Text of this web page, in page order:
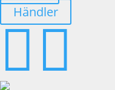
Händler
 